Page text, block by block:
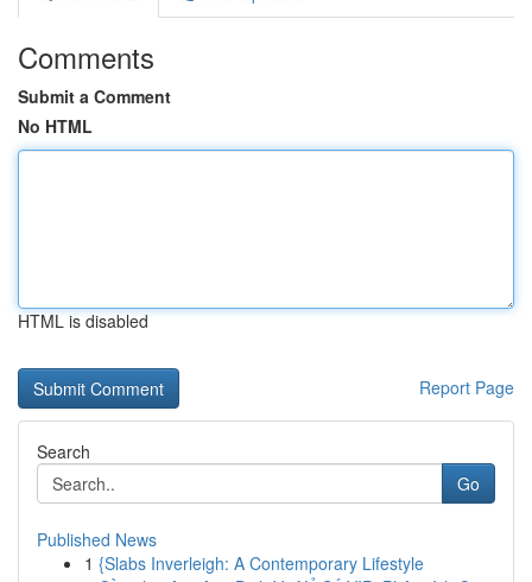
Comments
Submit a Comment
No HTML
HTML is disabled
Report Page
Search
Go
Published News
1 {Slabs Inverleigh: A Contemporary Lifestyle